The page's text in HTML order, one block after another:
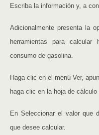
Escriba la información y, a
Adicionalmente presenta la
herramientas para
consumo de gasolina.
Haga clic en el menú Ver,
haga clic en la hoja de
En Seleccionar el valor que
que desee calcular.